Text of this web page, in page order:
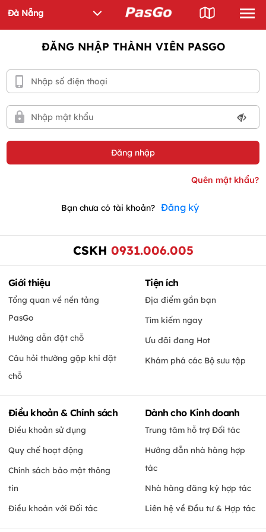
ĐĂNG NHẬP THÀNH VIÊN PASGO
Bạn chưa có tài khoản? Đăng ký
CSKH 0931.006.005
Giới thiệu
Tổng quan về nền tảng
PasGo
Hướng dẫn đặt chỗ
Câu hỏi thường gặp khi đặt
chỗ
Tiện ích
Địa điểm gần bạn
Tìm kiếm ngay
Ưu đãi đang Hot
Khám phá các Bộ sưu tập
Điều khoản & Chính sách
Điều khoản sử dụng
Quy chế hoạt động
Chính sách bảo mật thông
tin
Điều khoản với Đối tác
Dành cho Kinh doanh
Trung tâm hỗ trợ Đối tác
Hướng dẫn nhà hàng hợp
tác
Nhà hàng đăng ký hợp tác
Liên hệ về Đầu tư & Hợp tác